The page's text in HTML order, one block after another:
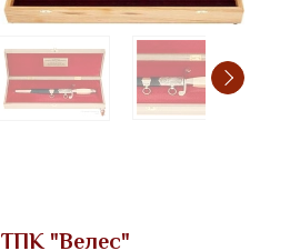
ТПК "Велес"